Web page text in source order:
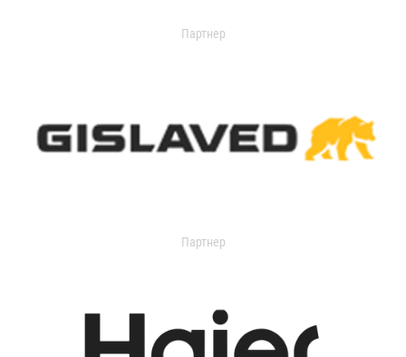
Партнер
Партнер